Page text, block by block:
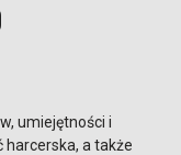
umiejętności i
harcerska, a także